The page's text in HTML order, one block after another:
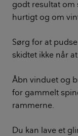
godt resultat om
hurtigt og om
Sørg for at
skidtet ikke når
Åbn vinduet og
for gammelt
rammerne.
Du kan lave et